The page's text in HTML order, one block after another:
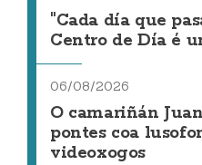
"Cada día que
Centro de Día é
06/08/2026
O camariñán
pontes coa
videoxogos